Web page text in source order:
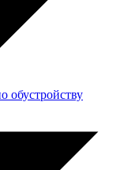
обустройству